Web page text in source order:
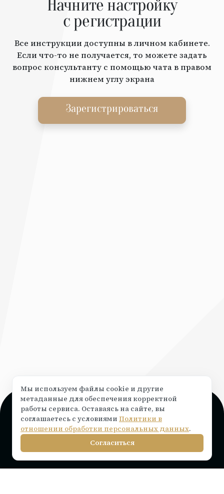
Начните настройку
с регистрации
Все инструкции доступны в личном кабинете.
Если что-то не получается, то можете задать
вопрос консультанту с помощью чата в правом
нижнем углу экрана
Зарегистрироваться
Поддержка и консультация
Чат на сайте ⟶написать
info@rocketr.ru
Telegram-канал
Мы используем файлы cookie и другие
метаданные для обеспечения корректной
работы сервиса. Оставаясь на сайте, вы
соглашаетесь с условиями Политики в
отношении обработки персональных данных.
Согласиться